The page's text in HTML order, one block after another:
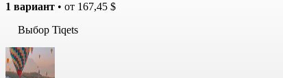
1 вариант • от 167,45 $
Выбор Tiqets